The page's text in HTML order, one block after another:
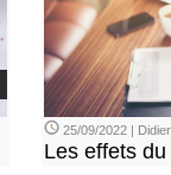
25/09/2022 |
Les effets